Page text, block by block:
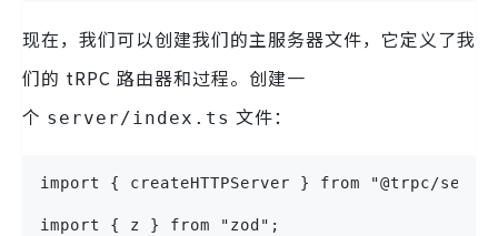
现在，我们可以创建我们的主服务器文件，它定义了我
们的 tRPC 路由器和过程。创建一
个 server/index.ts 文件：
import { createHTTPServer } from "@trpc/
import { z } from "zod";